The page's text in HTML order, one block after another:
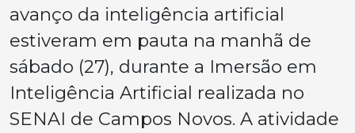
avanço da inteligência artificial
estiveram em pauta na manhã de
sábado (27), durante a Imersão em
Inteligência Artificial realizada no
SENAI de Campos Novos. A atividade